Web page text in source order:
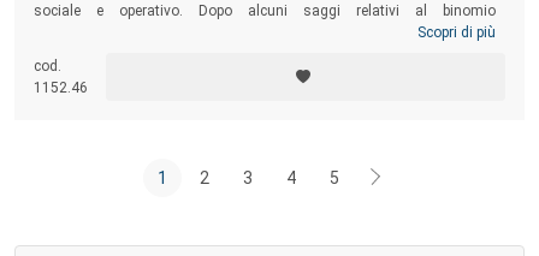
sociale e operativo. Dopo alcuni saggi relativi al binomio
educazione/disabilità, il libro si sofferma sui processi normativi e
Diurno Socio-Terapeutico Riabilitativo del CISA Asti Sud, presentando i
dati ottenuti tramite una ricerca sul campo e una raccolta iconografica
Scopri di più
cod.
1152.46
1 2 3 4 5